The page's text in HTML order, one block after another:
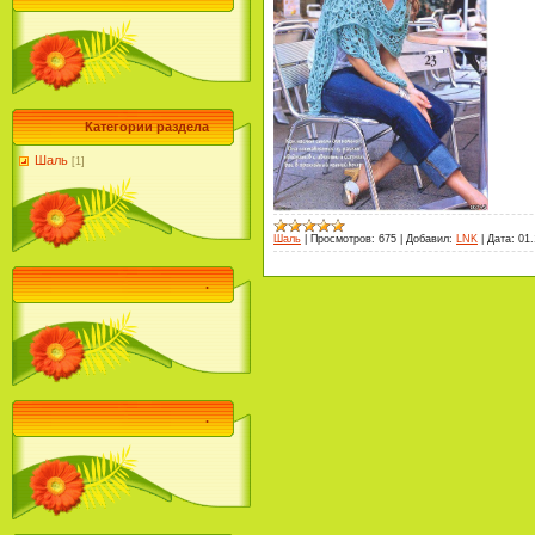
Категории раздела
Шаль [1]
.
.
Шаль Просмотров: 675 Добавил: LNK Дата: